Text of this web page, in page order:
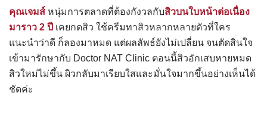
คุณเจมส์ หนุ่มการตลาดที่ต้องกังวลกับสิวบนใบหน้าต่อเนื่อง
มาราว 2 ปี เคยกดสิว ใช้ครีมทาสิวหลากหลายตัวที่ใคร
แนะนำว่าดี ก็ลองมาหมด แต่ผลลัพธ์ยังไม่เปลี่ยน จนตัดสินใจ
เข้ามารักษากับ Doctor NAT Clinic ตอนนี้สิวอักเสบหายหมด
สิวใหม่ไม่ขึ้น ผิวกลับมาเรียบใสและมั่นใจมากขึ้นอย่างเห็นได้
ชัดค่ะ